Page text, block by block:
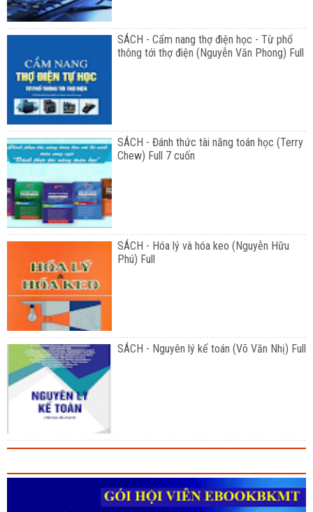
SÁCH - Cẩm nang thợ điện học - Từ phổ
thông tới thợ điện (Nguyễn Văn Phong) Full
SÁCH - Đánh thức tài năng toán học (Terry
Chew) Full 7 cuốn
SÁCH - Hóa lý và hóa keo (Nguyễn Hữu
Phú) Full
SÁCH - Nguyên lý kế toán (Võ Văn Nhị) Full